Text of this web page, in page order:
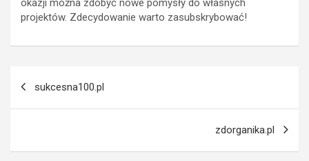
okazji można zdobyć nowe pomysły do własnych
projektów. Zdecydowanie warto zasubskrybować!
sukcesna100.pl
zdorganika.pl